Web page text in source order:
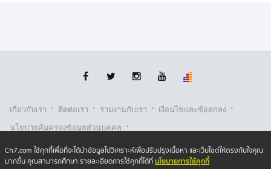
เกี่ยวกับเรา · ติตต่อเรา · ร่วมงานกับเรา · เงื่อนไขและข้อตกลง ·
นโยบายคุ้มครองข้อมูลส่วนบุคคล ·
นโยบายคุ้มครองข้อมูลส่วนบุคคล (ออนไลน์) · นโยบายคุกกี้ ·
รับเรื่องร้องเรียน
Ch7.com ใช้คุกกี้เพื่อที่จะได้นำข้อมูลไปวิเคราะห์เพื่อปรับปรุงเนื้อหา และเว็บไซต์ให้ตรงกับใจคุณ
มากขึ้น คุณสามารถศึกษา รายละเอียดการใช้คุกกี้ได้ที่นโยบายการใช้คุกกี้